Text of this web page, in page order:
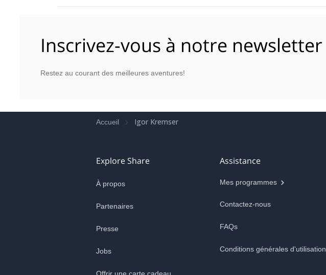
Inscrivez-vous à notre newsletter
Restez au courant des meilleures aventures!
Accueil Igor Kremser
Explore Share
À propos
Partenaires
Presse
Jobs
Assistance
Mes programmes
Contactez-nous
FAQs
Conditions générales d'utilisation